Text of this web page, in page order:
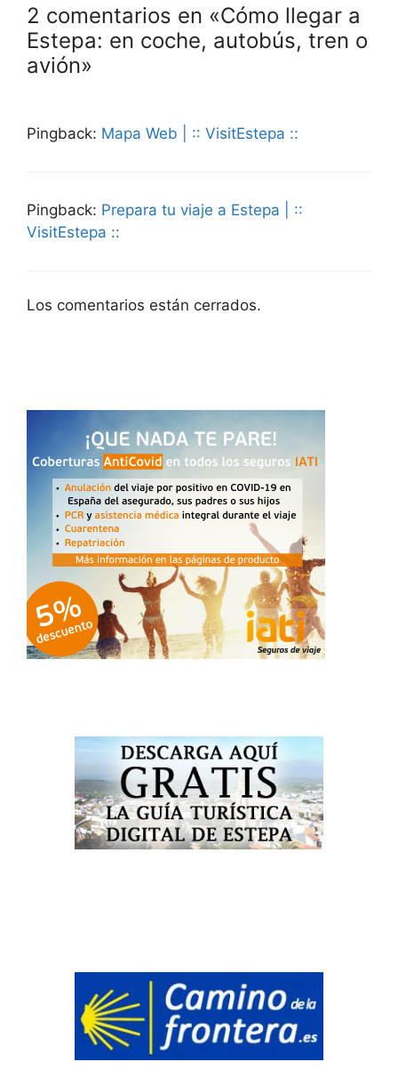
2 comentarios en «Cómo llegar a
Estepa: en coche, autobús, tren o
avión»
Pingback: Mapa Web | :: VisitEstepa ::
Pingback: Prepara tu viaje a Estepa | ::
VisitEstepa ::
Los comentarios están cerrados.